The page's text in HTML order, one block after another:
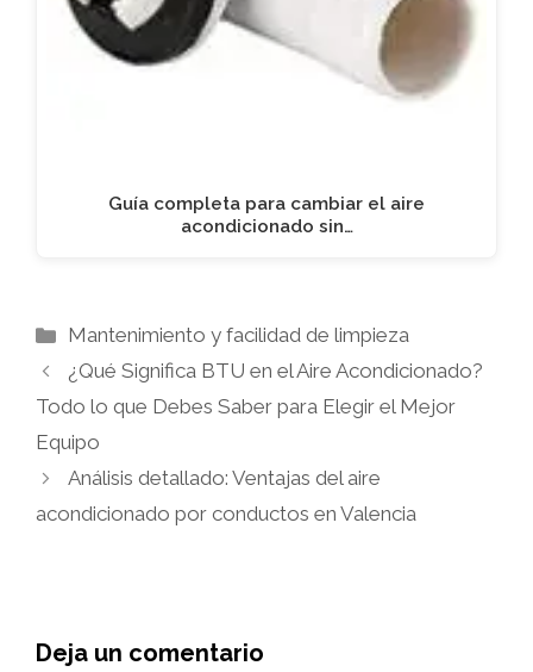
Guía completa para cambiar el aire
acondicionado sin…
Categorías
Mantenimiento y facilidad de limpieza
¿Qué Significa BTU en el Aire Acondicionado?
Todo lo que Debes Saber para Elegir el Mejor
Equipo
Análisis detallado: Ventajas del aire
acondicionado por conductos en Valencia
Deja un comentario